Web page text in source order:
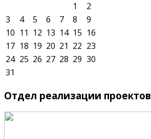
1
2
3
4 5 6 7 8
9
10 11 12 13 14 15 16
17 18 19 20 21 22 23
24 25 26 27 28 29 30
31
Отдел реализации проектов